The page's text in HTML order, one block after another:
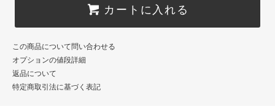
カートに入れる
この商品について問い合わせる
オプションの値段詳細
返品について
特定商取引法に基づく表記